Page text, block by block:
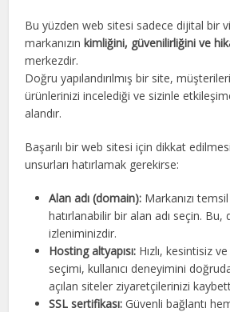
Bu yüzden web sitesi sadece dijital bir
markanızınkimliğini, güvenilirliğini ve
merkezdir.
Doğru yapılandırılmış bir site,
ürünlerinizi incelediği ve sizinle
alandır.
Başarılı bir web sitesi için dikkat
unsurları hatırlamak gerekirse:
Alan adı (domain): Markanızı
hatırlanabilir bir alan adı seçin.
izleniminizdir.
Hosting altyapısı: Hızlı, kesintisiz
seçimi, kullanıcı deneyimini
açılan siteler ziyaretçilerinizi
SSL sertifikası: Güvenli bağlantı